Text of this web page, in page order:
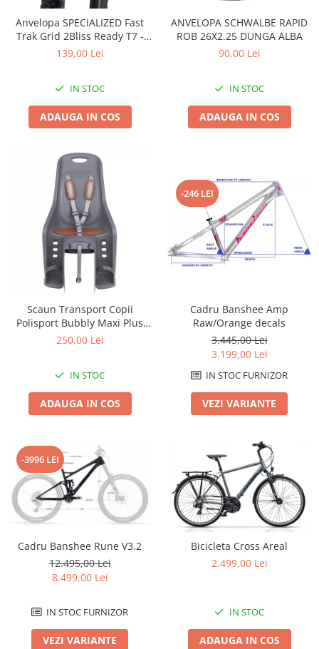
Camere
Cuvete (headset)
Frâne pe jantă
Plăcuțe frână
Piese frâne
Frâne pe disc
Furci fixe
Piese furci
Furci cu suspensie
Ghidaje și întinzătoare lanț
Ghidoane și atașabile
Jante
Manete Schimbător, Frâna, Combo
Manete frână
Manete combo
Manete schimbător
Manșoane și ghidolină
Ghidolină
Accesorii
Pedale
Pinioane
Roți spate
Pompe
Produse întreținere
Scule și dispozitive
Sisteme antifurt
Sonerii
Suporți și portbagaje auto
Încălțăminte
Anvelopa SPECIALIZED Fast
Trak Grid 2Bliss Ready T7 -
29x2.35 Black - Tubeless
139,00 Lei
IN STOC
ADAUGA IN COS
ANVELOPA SCHWALBE RAPID
ROB 26X2.25 DUNGA ALBA
90,00 Lei
IN STOC
ADAUGA IN COS
Scaun Transport Copii
Polisport Bubbly Maxi Plus
CFS PRINDERE pe PORTBAGAJ
250,00 Lei
IN STOC
ADAUGA IN COS
-246 LEI
Cadru Banshee Amp
Raw/Orange decals
3.445,00 Lei
3.199,00 Lei
IN STOC FURNIZOR
VEZI VARIANTE
-3996 LEI
Cadru Banshee Rune V3.2
12.495,00 Lei
8.499,00 Lei
IN STOC FURNIZOR
VEZI VARIANTE
Bicicleta Cross Areal
2.499,00 Lei
IN STOC
ADAUGA IN COS